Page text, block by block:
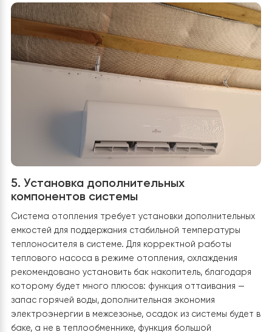
4. Обеспечение горячего
Горячее водоснабжение было также сразу заложено
перед вводом дома в эксплуатацию. Так, как
насос RAY-18DS1 EVI имеет возможность подключения
управления ГВС, долго не раздумывая, было принято
решение приобрести бак косвенного нагрева
DHWP 200, изготовленный из нержавеющей стали и
имеет длительный срок службы, в отличие от обычных
стальных бойлеров. А 20-метровый змеевик внутри
бойлера способствует эффективной теплопередаче,
обеспечивая быстрый нагрев и постоянную подачу
горячей воды.